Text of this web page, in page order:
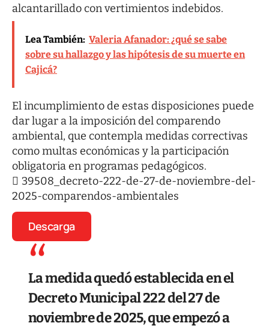
alcantarillado con vertimientos indebidos.
Lea También: Valeria Afanador: ¿qué se sabe
sobre su hallazgo y las hipótesis de su muerte en
Cajicá?
El incumplimiento de estas disposiciones puede
dar lugar a la imposición del comparendo
ambiental, que contempla medidas correctivas
como multas económicas y la participación
obligatoria en programas pedagógicos.
39508_decreto-222-de-27-de-noviembre-del-
2025-comparendos-ambientales
Descarga
La medida quedó establecida en el
Decreto Municipal 222 del 27 de
noviembre de 2025, que empezó a